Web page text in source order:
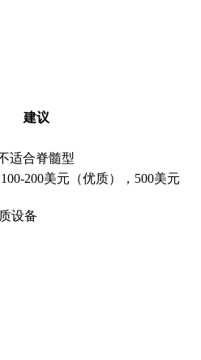
建议
适合脊髓型
200美元（优质），500美元
设备